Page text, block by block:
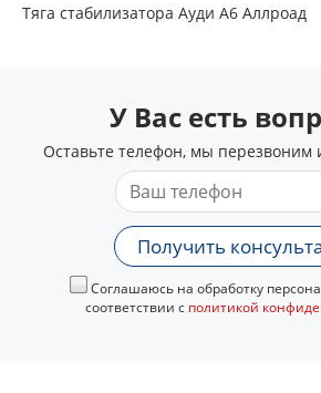
Тяга стабилизатора Ауди А6 Аллроад
У Вас есть
Оставьте телефон, мы перезвоним
Получить
Соглашаюсь на обработку
соответствии с политикой